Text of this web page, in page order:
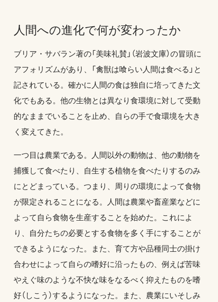
人間への進化で何が変わったか
ブリア・サバラン著の「美味礼賛」（岩波文庫）の冒頭に
アフォリズムがあり、「禽獣は喰らい人間は食べる」と
記されている。確かに人間の食は独自に培ってきた文
化でもある。他の生物とは異なり食環境に対して受動
的なままでいることを止め、自らの手で食環境を大き
く変えてきた。
一つ目は農業である。人間以外の動物は、他の動物を
捕獲して食べたり、自生する植物を食べたりするのみ
にとどまっている。つまり、周りの環境によって食物
が限定されることになる。人間は農業や畜産業などに
よって自ら食物を生産することを始めた。これによ
り、自分たちの必要とする食物を多く手にすることが
できるようになった。また、育て方や品種同士の掛け
合わせによって自らの嗜好に沿ったもの、例えば苦味
やえぐ味のような不快な味をなるべく抑えたものを嗜
好（しこう）するようになった。また、農業にいそしみ